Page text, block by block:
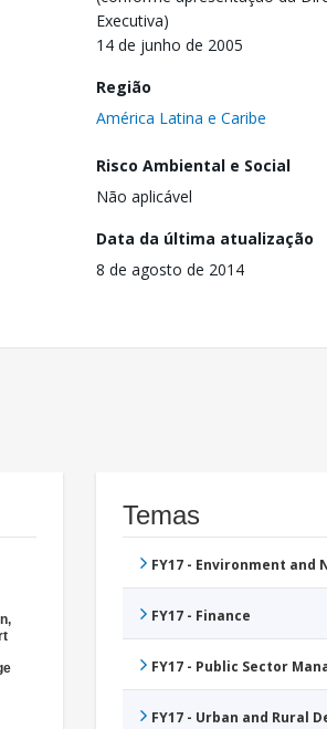
Executiva)
14 de junho de 2005
Região
América Latina e Caribe
Risco Ambiental e Social
Não aplicável
Data da última atualização
8 de agosto de 2014
Temas
FY17 - Environment
FY17 - Finance
FY17 - Public Sector
FY17 - Urban and Rural